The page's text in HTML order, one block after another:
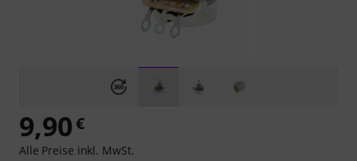
9,90€
Alle Preise inkl. MwSt.